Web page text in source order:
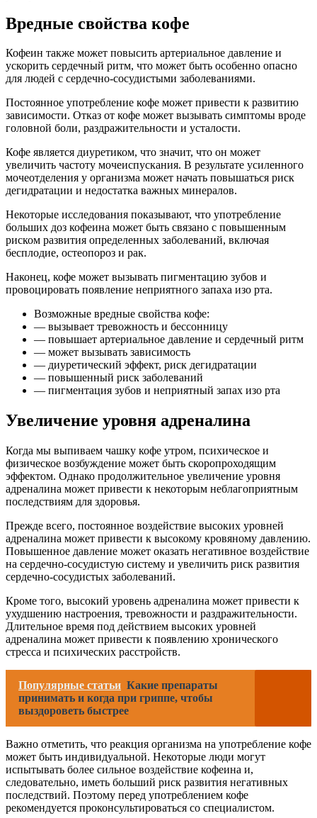
Вредные свойства кофе
Кофеин также может повысить артериальное давление и
ускорить сердечный ритм, что может быть особенно опасно
для людей с сердечно-сосудистыми заболеваниями.
Постоянное употребление кофе может привести к развитию
зависимости. Отказ от кофе может вызывать симптомы вроде
головной боли, раздражительности и усталости.
Кофе является диуретиком, что значит, что он может
увеличить частоту мочеиспускания. В результате усиленного
мочеотделения у организма может начать повышаться риск
дегидратации и недостатка важных минералов.
Некоторые исследования показывают, что употребление
больших доз кофеина может быть связано с повышенным
риском развития определенных заболеваний, включая
бесплодие, остеопороз и рак.
Наконец, кофе может вызывать пигментацию зубов и
провоцировать появление неприятного запаха изо рта.
Возможные вредные свойства кофе:
— вызывает тревожность и бессонницу
— повышает артериальное давление и сердечный ритм
— может вызывать зависимость
— диуретический эффект, риск дегидратации
— повышенный риск заболеваний
— пигментация зубов и неприятный запах изо рта
Увеличение уровня адреналина
Когда мы выпиваем чашку кофе утром, психическое и
физическое возбуждение может быть скоропроходящим
эффектом. Однако продолжительное увеличение уровня
адреналина может привести к некоторым неблагоприятным
последствиям для здоровья.
Прежде всего, постоянное воздействие высоких уровней
адреналина может привести к высокому кровяному давлению.
Повышенное давление может оказать негативное воздействие
на сердечно-сосудистую систему и увеличить риск развития
сердечно-сосудистых заболеваний.
Кроме того, высокий уровень адреналина может привести к
ухудшению настроения, тревожности и раздражительности.
Длительное время под действием высоких уровней
адреналина может привести к появлению хронического
стресса и психических расстройств.
Популярные статьи Какие препараты
принимать и когда при гриппе, чтобы
выздороветь быстрее
Важно отметить, что реакция организма на употребление кофе
может быть индивидуальной. Некоторые люди могут
испытывать более сильное воздействие кофеина и,
следовательно, иметь больший риск развития негативных
последствий. Поэтому перед употреблением кофе
рекомендуется проконсультироваться со специалистом.